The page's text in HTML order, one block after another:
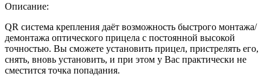
Описание:
QR система крепления даёт возможность быстрого монтажа/
демонтажа оптического прицела с постоянной высокой
точностью. Вы сможете установить прицел, пристрелять его,
снять, вновь установить, и при этом у Вас практически не
сместится точка попадания.